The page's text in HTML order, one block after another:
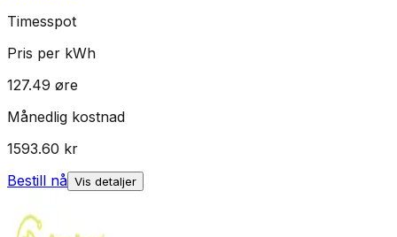
Timesspot
Pris per kWh
127.49 øre
Månedlig kostnad
1593.60 kr
Bestill nå Vis detaljer